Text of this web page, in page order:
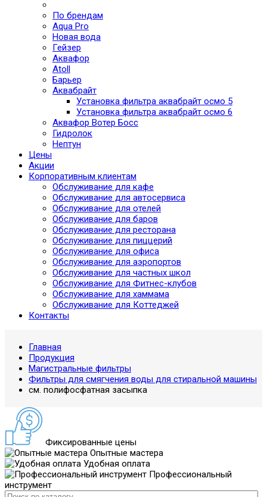
По брендам
Aqua Pro
Новая вода
Гейзер
Аквафор
Atoll
Барьер
Аквабрайт
Установка фильтра аквабрайт осмо 5
Установка фильтра аквабрайт осмо 6
Аквафор Вотер Босс
Гидролок
Нептун
Цены
Акции
Корпоративным клиентам
Обслуживание для кафе
Обслуживание для автосервиса
Обслуживание для отелей
Обслуживание для баров
Обслуживание для ресторана
Обслуживание для пиццерий
Обслуживание для офиса
Обслуживание для аэропортов
Обслуживание для частных школ
Обслуживание для Фитнес-клубов
Обслуживание для хаммама
Обслуживание для Коттеджей
Контакты
Главная
Продукция
Магистральные фильтры
Фильтры для смягчения воды для стиральной машины
см. полифосфатная засыпка
Фиксированные цены
Опытные мастера
Удобная оплата
Профессиональный
инструмент